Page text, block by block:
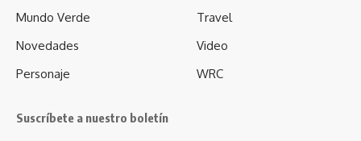
Mundo Verde
Novedades
Personaje
Travel
Video
WRC
Suscríbete a nuestro boletín